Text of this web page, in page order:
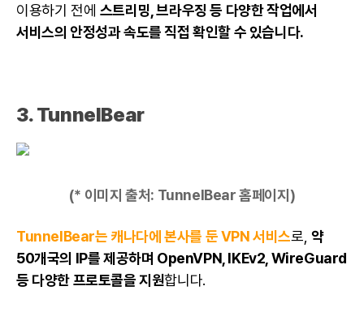
이용하기 전에 스트리밍, 브라우징 등 다양한 작업에서
서비스의 안정성과 속도를 직접 확인할 수 있습니다.
3.TunnelBear
(* 이미지 출처: TunnelBear 홈페이지 )
TunnelBear는 캐나다에 본사를 둔 VPN 서비스로, 약
50개국의 IP를 제공하며 OpenVPN, IKEv2, WireGuard
등 다양한 프로토콜을 지원합니다.